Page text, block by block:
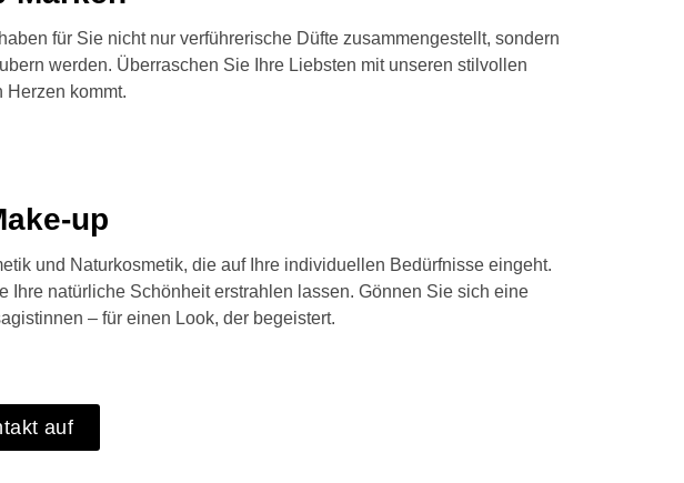
für Sie nicht nur verführerische Düfte zusammengestellt, sondern
werden. Überraschen Sie Ihre Liebsten mit unseren stilvollen
Herzen kommt.
up
und Naturkosmetik, die auf Ihre individuellen Bedürfnisse eingeht.
natürliche Schönheit erstrahlen lassen. Gönnen Sie sich eine
– für einen Look, der begeistert.
auf